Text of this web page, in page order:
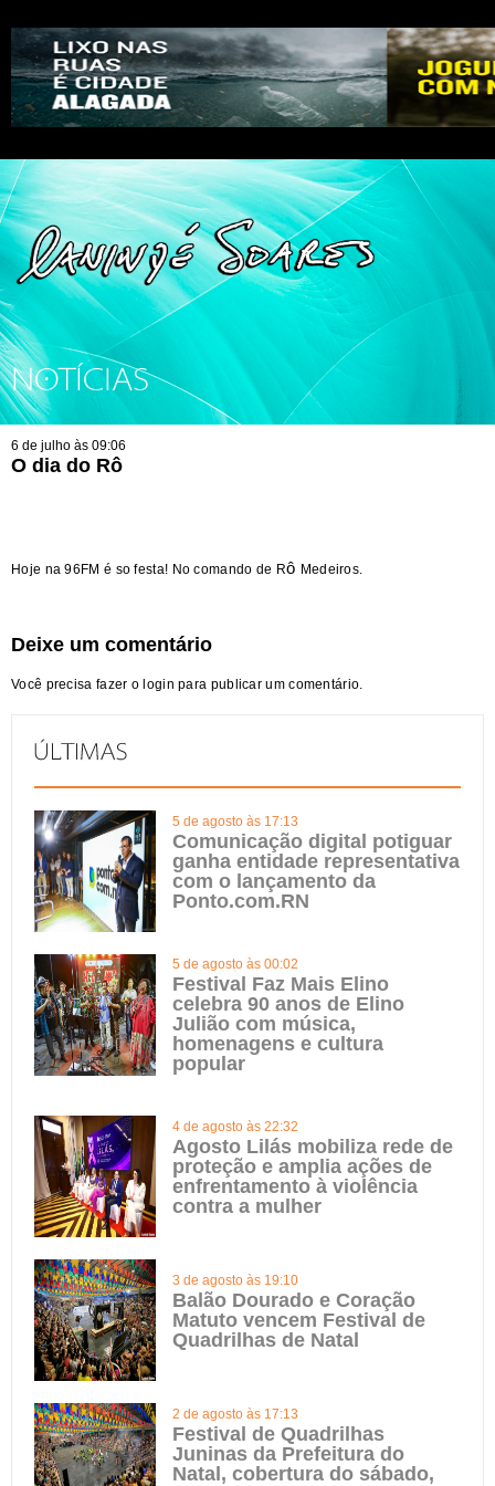
NOTÍCIAS
6 de julho às 09:06
O dia do Rô
Hoje na 96FM é so festa! No comando de Rô Medeiros.
Deixe um comentário
Você precisa fazer o login para publicar um comentário.
5 de agosto às 17:13
Comunicação digital potiguar
ganha entidade representativa
com o lançamento da
Ponto.com.RN
5 de agosto às 00:02
Festival Faz Mais Elino
celebra 90 anos de Elino
Julião com música,
homenagens e cultura
popular
4 de agosto às 22:32
Agosto Lilás mobiliza rede de
proteção e amplia ações de
enfrentamento à violência
contra a mulher
3 de agosto às 19:10
Balão Dourado e Coração
Matuto vencem Festival de
Quadrilhas de Natal
2 de agosto às 17:13
Festival de Quadrilhas
Juninas da Prefeitura do
Natal, cobertura do sábado,